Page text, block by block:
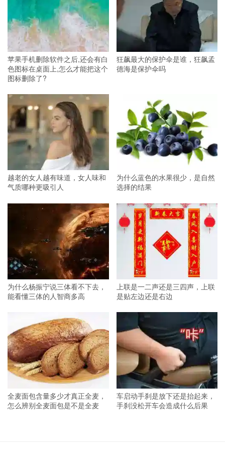
苹果手机删除软件之后,还会有白
色图标在桌面上,怎么才能把这个
图标删除了?
狂飙最大的保护伞是谁，狂飙孟
德海是保护伞吗
越老的女人越有味道，女人味和
气质哪种更吸引人
为什么蓝色的水果很少，是自然
选择的结果
为什么杨振宁说三体看不下去，
能看懂三体的人智商多高
上联是一二声还是三四声，上联
是贴左边还是右边
全麦面包含量多少才真正全麦，
怎么辨别全麦面包是不是全麦
车启动手刹是放下还是抬起来，
手刹没松开车会造成什么后果